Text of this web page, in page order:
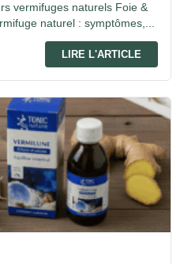
vermifuges naturels Foie &
naturel : symptômes,...
LIRE L'ARTICLE